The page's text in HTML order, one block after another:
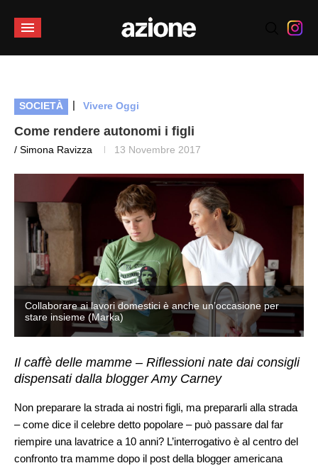
SOCIETÀ | Vivere Oggi
Come rendere autonomi i figli
/ Simona Ravizza 13 Novembre 2017
Collaborare ai lavori domestici è anche un’occasione per
stare insieme (Marka)
Il caffè delle mamme – Riflessioni nate dai consigli
dispensati dalla blogger Amy Carney
Non preparare la strada ai nostri figli, ma prepararli alla strada
– come dice il celebre detto popolare – può passare dal far
riempire una lavatrice a 10 anni? L’interrogativo è al centro del
confronto tra mamme dopo il post della blogger americana